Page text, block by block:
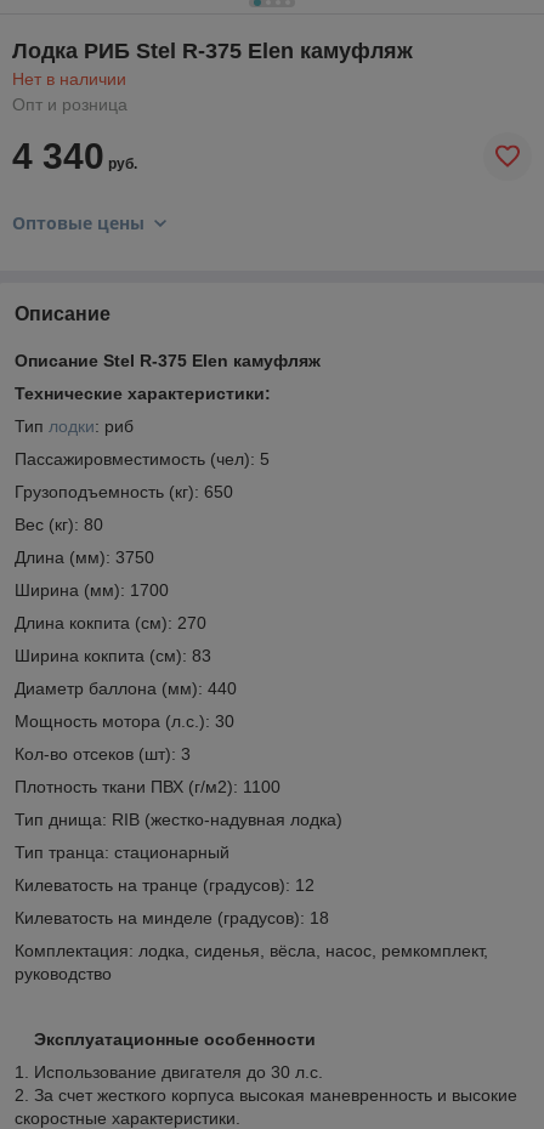
Лодка РИБ Stel R-375 Elen камуфляж
Нет в наличии
Опт и розница
4 340 руб.
Оптовые цены
Описание
Описание Stel R-375 Elen камуфляж
Технические характеристики:
Тип лодки: риб
Пассажировместимость (чел): 5
Грузоподъемность (кг): 650
Вес (кг): 80
Длина (мм): 3750
Ширина (мм): 1700
Длина кокпита (см): 270
Ширина кокпита (см): 83
Диаметр баллона (мм): 440
Мощность мотора (л.с.): 30
Кол-во отсеков (шт): 3
Плотность ткани ПВХ (г/м2): 1100
Тип днища: RIB (жестко-надувная лодка)
Тип транца: стационарный
Килеватость на транце (градусов): 12
Килеватость на минделе (градусов): 18
Комплектация: лодка, сиденья, вёсла, насос, ремкомплект,
руководство
Эксплуатационные особенности
1. Использование двигателя до 30 л.с.
2. За счет жесткого корпуса высокая маневренность и высокие
скоростные характеристики.